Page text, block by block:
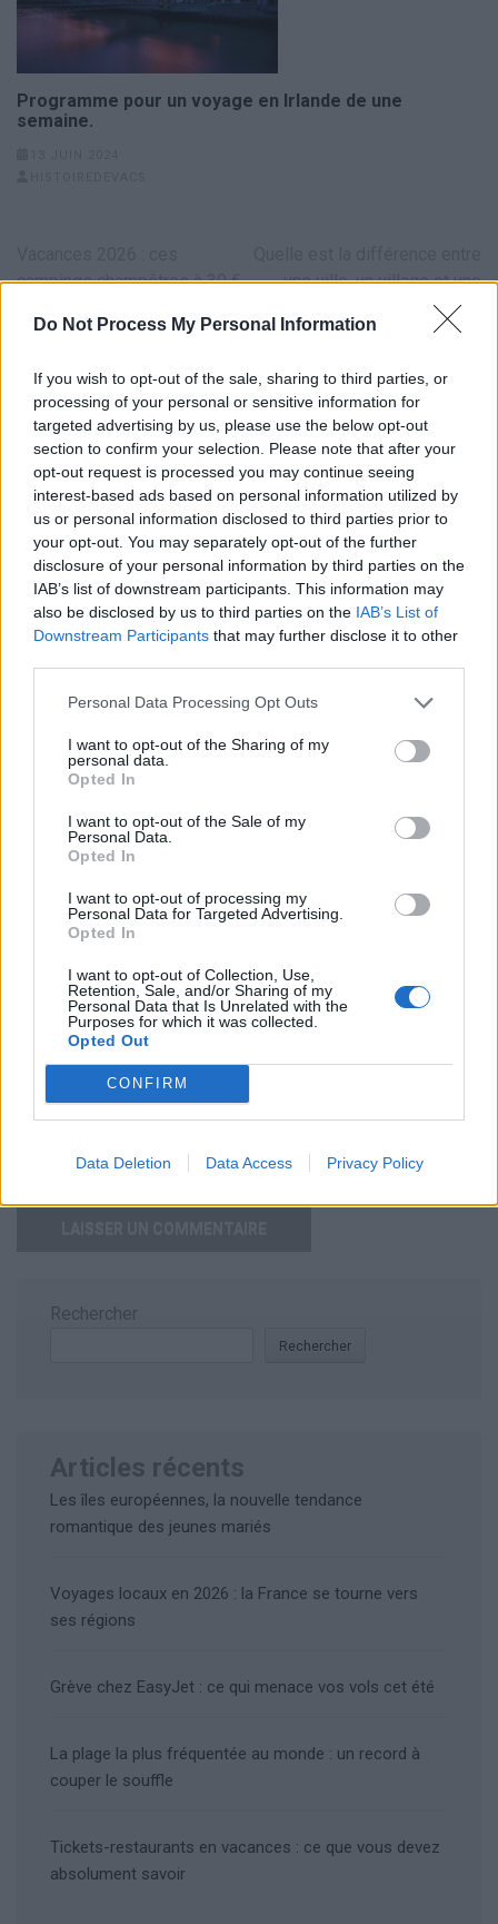
Do Not Process My Personal Information
If you wish to opt-out of the sale, sharing to third parties, or
processing of your personal or sensitive information for
targeted advertising by us, please use the below opt-out
section to confirm your selection. Please note that after your
opt-out request is processed you may continue seeing
interest-based ads based on personal information utilized by
us or personal information disclosed to third parties prior to
your opt-out. You may separately opt-out of the further
disclosure of your personal information by third parties on the
IAB’s list of downstream participants. This information may
also be disclosed by us to third parties on the IAB’s List of
Downstream Participants that may further disclose it to other
Personal Data Processing Opt Outs
I want to opt-out of the Sharing of my
personal data.
Opted In
I want to opt-out of the Sale of my
Personal Data.
Opted In
I want to opt-out of processing my
Personal Data for Targeted Advertising.
Opted In
I want to opt-out of Collection, Use,
Retention, Sale, and/or Sharing of my
Personal Data that Is Unrelated with the
Purposes for which it was collected.
Opted Out
CONFIRM
Data Deletion Data Access Privacy Policy
Programme pour un voyage en Irlande de une
semaine.
de
campings champêtres à 30 €
étoiles pour une raison
une ville, un village et une
commune ?
LAISSER UN COMMENTAIRE
Votre adresse e-mail ne sera pas publiée. Les champs
obligatoires sont indiqués avec*
Test
Translation
Rechercher
Rechercher
Articles récents
Les îles européennes, la nouvelle tendance
romantique des jeunes mariés
Voyages locaux en 2026 : la France se tourne vers
ses régions
Grève chez EasyJet : ce qui menace vos vols cet été
La plage la plus fréquentée au monde : un record à
couper le souffle
Tickets-restaurants en vacances : ce que vous devez
absolument savoir